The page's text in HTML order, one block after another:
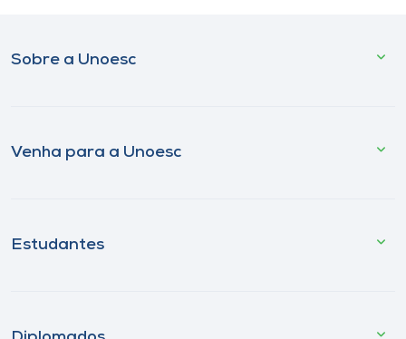
Sobre a Unoesc
Venha para a Unoesc
Estudantes